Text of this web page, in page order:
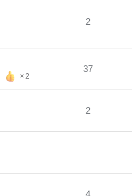
2
2
37
2
4